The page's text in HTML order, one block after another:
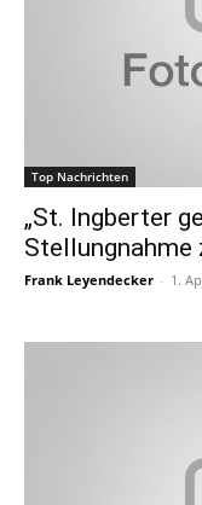
Top Nachrichten
„St. Ingberter
Stellungnahme
Frank Leyendecker - 1.